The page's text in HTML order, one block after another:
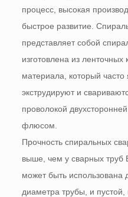
процесс, высокая
быстрое развитие.
представляет собой
изготовлена ​​из ленточных
материала, который
экструдируют и
проволокой
флюсом.
Прочность спиральных
выше, чем у сварных труб
может быть использована
диаметра трубы, и